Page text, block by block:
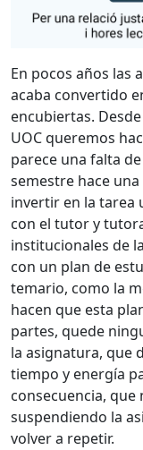
En pocos años las
acaba convertido
encubiertas.
UOC queremos
parece una falta
semestre hace
invertir en la tarea
con el tutor y
institucionales de
con un plan de
temario, como la
hacen que esta
partes, quede
la asignatura, que
tiempo y energía
consecuencia,
suspendiendo la
volver a repetir.